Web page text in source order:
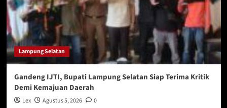
Lampung Selatan
Gandeng IJTI, Bupati Lampung Selatan Siap Terima Kritik
Demi Kemajuan Daerah
Lex Agustus 5, 2026 0